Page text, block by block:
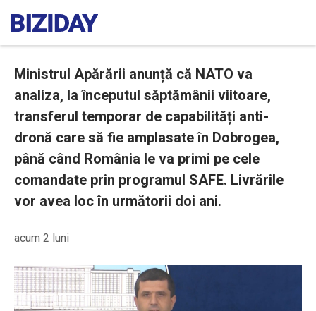
Ministrul Apărării anunță că NATO va
analiza, la începutul săptămânii viitoare,
transferul temporar de capabilități anti-
dronă care să fie amplasate în Dobrogea,
până când România le va primi pe cele
comandate prin programul SAFE. Livrările
vor avea loc în următorii doi ani.
acum 2 luni